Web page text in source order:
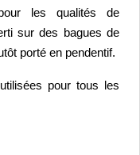
les qualités de
sur des bagues de
porté en pendentif.
pour tous les